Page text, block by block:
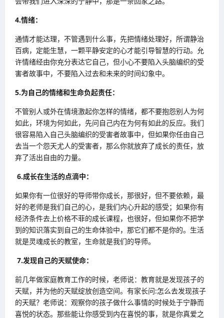
4.情绪：
通情才能达理，不管遇到什么事，先把情绪处理好，所谓静治
百病，定能生慧，一颗平静安定的心才能引导智慧的行动。允
许情绪经由你充分表达它自己，但小心不要陷入头脑编织的受
害者故事中，不要陷入过去和未来的时间幻象中。
5.为自己的情绪和生命负起责任：
不管别人或外在情境激起你怎样的情绪，都不要抱怨别人为何
如此，环境为何如此，先问自己内在为何有如此的反应。我们
很容易陷入自己头脑编织的受害者故事中，但如果你任由自己
去当一个怨天尤人的受害者，那么你就放弃了成长的责任，放
弃了活出自由的力量。
6.成长在生活的点滴中：
如果你有一位很好的导师带你成长，那很好，但不要依赖，最
好的老师是我们自己的心，是我们内心升起的感受；如果你有
经济条件去上价格不菲的成长课程，也很好，但如果你不把学
到的知识落实到自己的生命体验中，那它们都不是你的。生活
就是灵魂成长的教室，生命就是我们的导师。
7.发现自己的天赋使命：
前几年做家庭教育工作的时候，老师说：教育就是发现孩子的
天赋，并为他的天赋绽放创造空间。有家长问:怎么去发现孩子
的天赋？老师说：观察你的孩子做什么事情的时候处于宁静而
喜悦的状态。那些能让你感受到内在喜悦的事，就是你真爱之